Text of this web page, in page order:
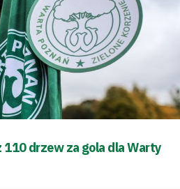
110 drzew za gola dla Warty